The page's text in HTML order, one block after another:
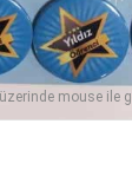
mouse ile